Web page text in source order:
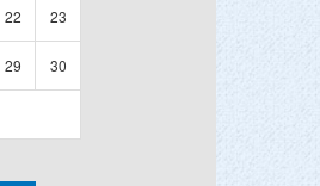
22 23
29 30